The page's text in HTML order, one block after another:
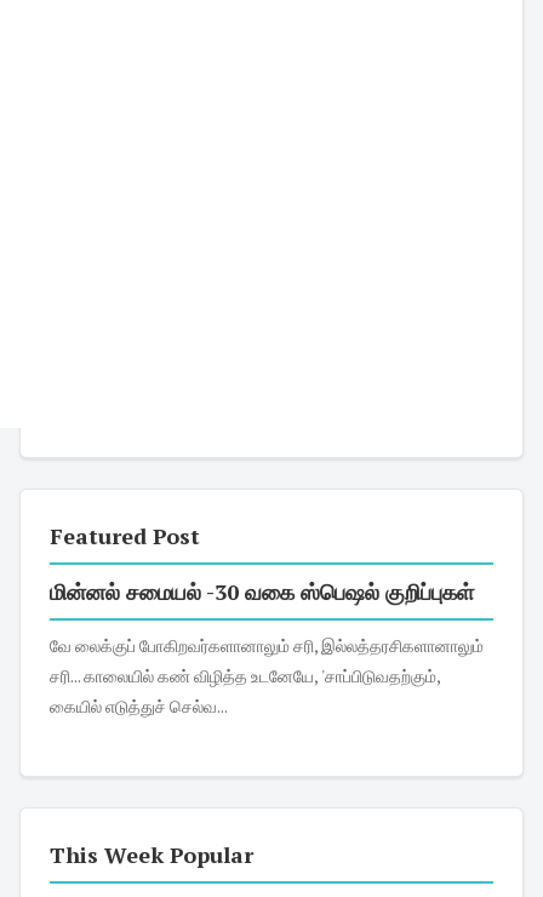
Featured Post
மின்னல் சமையல் -30 வகை ஸ்பெஷல் குறிப்புகள்
வே லைக்குப் போகிறவர்களானாலும் சரி, இல்லத்தரசிகளானாலும்
சரி... காலையில் கண் விழித்த உடனேயே, 'சாப்பிடுவதற்கும்,
கையில் எடுத்துச் செல்வ...
This Week Popular